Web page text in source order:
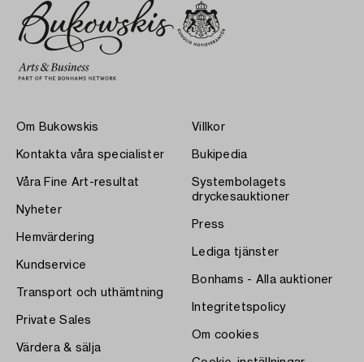
Om Bukowskis
Kontakta våra specialister
Våra Fine Art-resultat
Nyheter
Hemvärdering
Kundservice
Transport och uthämtning
Private Sales
Värdera & sälja
Villkor
Bukipedia
Systembolagets
dryckesauktioner
Press
Lediga tjänster
Bonhams - Alla auktioner
Integritetspolicy
Om cookies